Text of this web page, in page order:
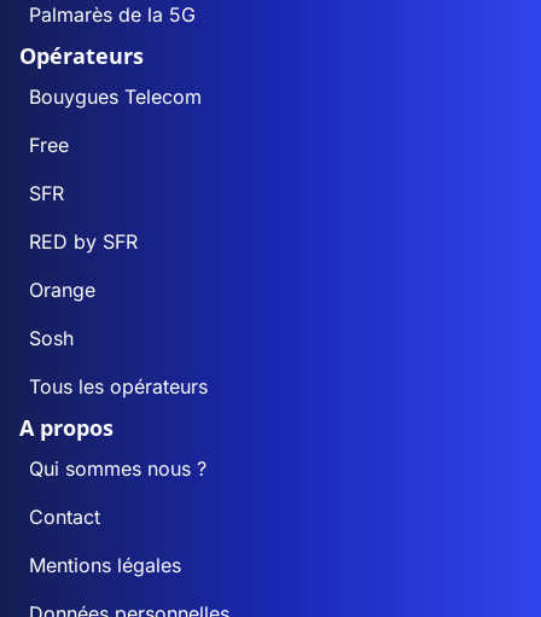
Palmarès de la 5G
Opérateurs
Bouygues Telecom
Free
SFR
RED by SFR
Orange
Sosh
Tous les opérateurs
A propos
Qui sommes nous ?
Contact
Mentions légales